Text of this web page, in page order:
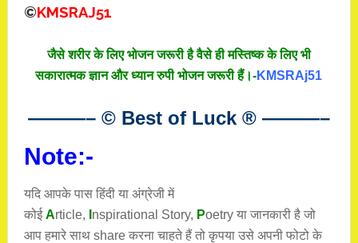
©KMSRAJ51
जैसे शरीर के लिए भोजन जरूरी है वैसे ही मस्तिष्क के लिए भी
सकारात्मक ज्ञान और ध्यान रुपी भोजन जरूरी हैं।-KMSRAj51
———– © Best of Luck ® ———–
Note:-
यदि आपके पास हिंदी या अंग्रेजी में
कोईArticle, nspirational Story, Poetryया जानकारी है जो
आप हमारे साथ share करना चाहते हैं तो कृपया उसे अपनी फोटो के